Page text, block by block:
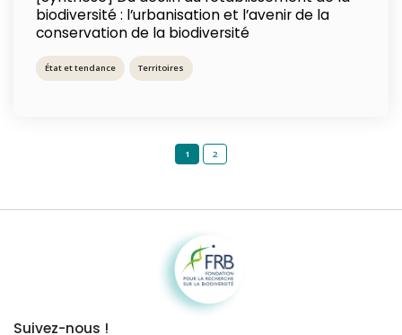
biodiversité : l’urbanisation et l’avenir de la
conservation de la biodiversité
État et tendance Territoires
1 2
Fondation pour la recherche sur la biodiversité
Suivez-nous !